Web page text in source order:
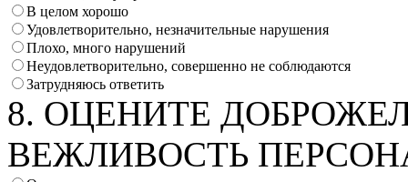
В целом хорошо
Удовлетворительно, незначительные нарушения
Плохо, много нарушений
Неудовлетворительно, совершенно не соблюдаются
Затрудняюсь ответить
8. ОЦЕНИТЕ
ВЕЖЛИВОСТЬ